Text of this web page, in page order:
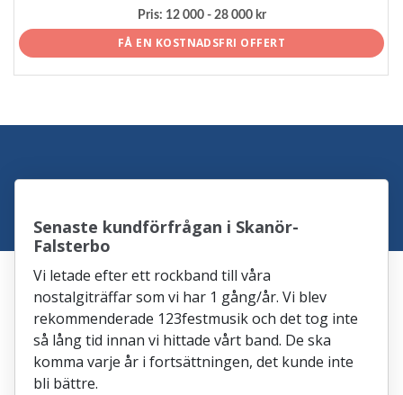
Pris: 12 000 - 28 000 kr
FÅ EN KOSTNADSFRI OFFERT
Senaste kundförfrågan i Skanör-
Falsterbo
Vi letade efter ett rockband till våra
nostalgiträffar som vi har 1 gång/år. Vi blev
rekommenderade 123festmusik och det tog inte
så lång tid innan vi hittade vårt band. De ska
komma varje år i fortsättningen, det kunde inte
bli bättre.